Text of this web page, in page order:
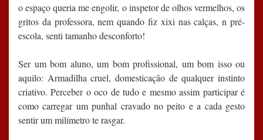
o espaço queria me engolir, o inspetor de olhos vermelhos, os
gritos da professora, nem quando fiz xixi nas calças, n pré-
escola, senti tamanho desconforto!
Ser um bom aluno, um bom profissional, um bom isso ou
aquilo: Armadilha cruel, domesticação de qualquer instinto
criativo. Perceber o oco de tudo e mesmo assim participar é
como carregar um punhal cravado no peito e a cada gesto
sentir um milímetro te rasgar.